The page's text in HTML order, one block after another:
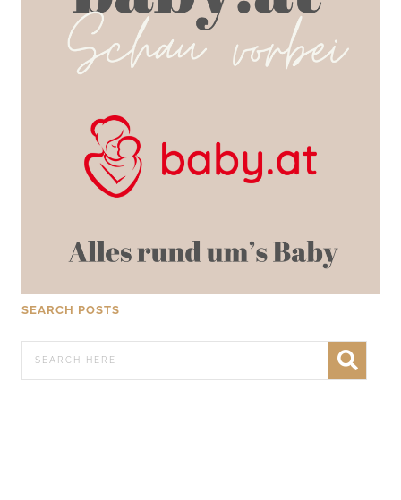
SEARCH POSTS